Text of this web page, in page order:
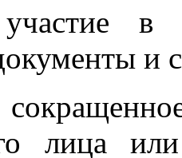
в
и
лица